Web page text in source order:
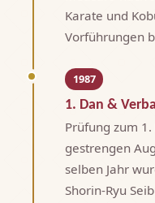
Karate und
Vorführungen
1987
1. Dan &
Prüfung zum
gestrengen
selben Jahr
Shorin-Ryu